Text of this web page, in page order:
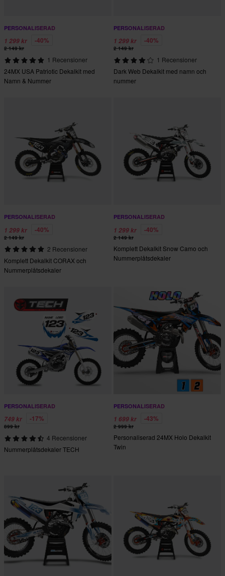
PERSONALISERAD
1 299 kr -40%
2 149 kr
1 Recensioner
24MX USA Patriotic Dekalkit med
Namn & Nummer
PERSONALISERAD
1 299 kr -40%
2 149 kr
1 Recensioner
Dark Web Dekalkit med namn och
nummer
PERSONALISERAD
1 299 kr -40%
2 149 kr
2 Recensioner
Komplett Dekalkit CORAX och
Nummerplåtsdekaler
PERSONALISERAD
1 299 kr -40%
2 149 kr
Komplett Dekalkit Snow Camo och
Nummerplåtsdekaler
PERSONALISERAD
749 kr -17%
899 kr
4 Recensioner
Nummerplåtsdekaler TECH
PERSONALISERAD
1 699 kr -43%
2 999 kr
Personaliserad 24MX Holo Dekalkit
Twin